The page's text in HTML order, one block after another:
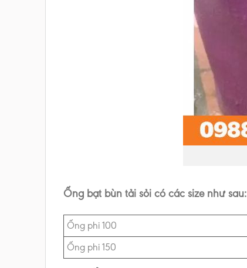
Ống bạt bùn tải sỏi có các size như sau:
Ống phi 100
Ống phi 150